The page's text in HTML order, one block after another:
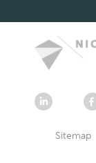
Sitemap